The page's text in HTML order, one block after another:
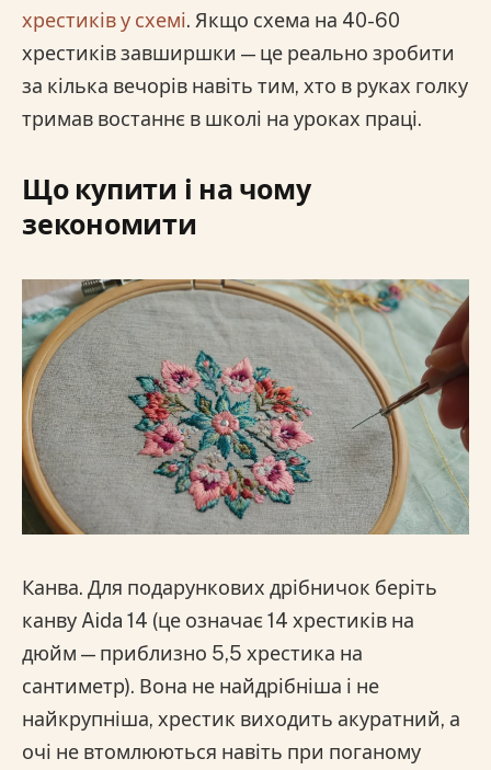
хрестиків у схемі. Якщо схема на 40-60
хрестиків завширшки — це реально зробити
за кілька вечорів навіть тим, хто в руках голку
тримав востаннє в школі на уроках праці.
Що купити і на чому
зекономити
Канва. Для подарункових дрібничок беріть
канву Aida 14 (це означає 14 хрестиків на
дюйм — приблизно 5,5 хрестика на
сантиметр). Вона не найдрібніша і не
найкрупніша, хрестик виходить акуратний, а
очі не втомлюються навіть при поганому